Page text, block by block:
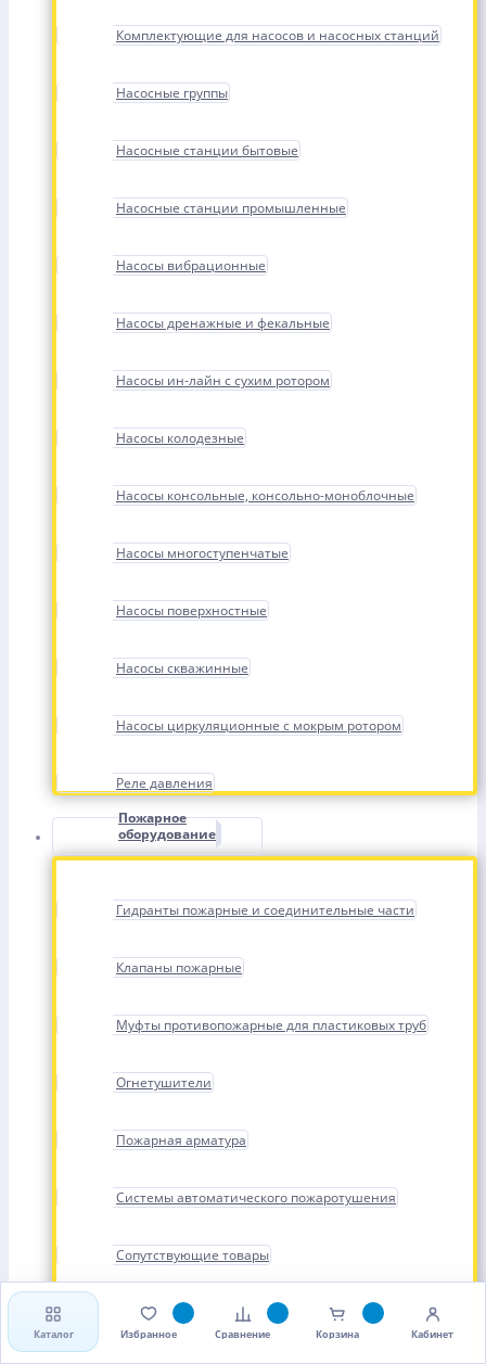
Комплектующие для насосов и насосных станций
Насосные группы
Насосные станции бытовые
Насосные станции промышленные
Насосы вибрационные
Насосы дренажные и фекальные
Насосы ин-лайн с сухим ротором
Насосы колодезные
Насосы консольные, консольно-моноблочные
Насосы многоступенчатые
Насосы поверхностные
Насосы скважинные
Насосы циркуляционные с мокрым ротором
Реле давления
Пожарное
оборудование
Гидранты пожарные и соединительные части
Клапаны пожарные
Муфты противопожарные для пластиковых труб
Огнетушители
Пожарная арматура
Системы автоматического пожаротушения
Сопутствующие товары
Стволы, рукава и головки пожарные
Каталог Избранное Сравнение Корзина Кабинет